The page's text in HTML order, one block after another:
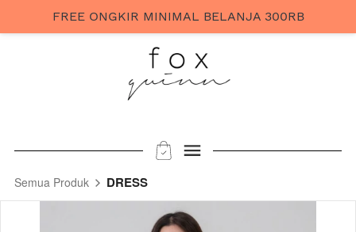
Semua Produk DRESS
FREE ONGKIR MINIMAL BELANJA 300RB